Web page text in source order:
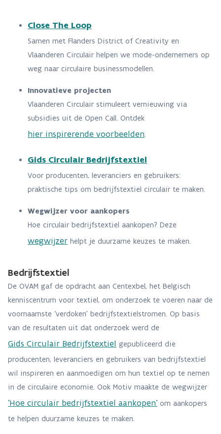
Close The Loop
Samen met Flanders District of Creativity en
Vlaanderen Circulair helpen we mode-ondernemers op
weg naar circulaire businessmodellen.
Innovatieve projecten
Vlaanderen Circulair stimuleert vernieuwing via
subsidies uit de Open Call. Ontdek
hier inspirerende voorbeelden.
Gids Circulair Bedrijfstextiel
Voor producenten, leveranciers en gebruikers:
praktische tips om bedrijfstextiel circulair te maken.
Wegwijzer voor aankopers
Hoe circulair bedrijfstextiel aankopen? Deze
wegwijzer helpt je duurzame keuzes te maken.
Bedrijfstextiel
De OVAM gaf de opdracht aan Centexbel, het Belgisch
kenniscentrum voor textiel, om onderzoek te voeren naar de
voornaamste ‘verdoken’ bedrijfstextielstromen. Op basis
van de resultaten uit dat onderzoek werd de
Gids Circulair Bedrijfstextiel gepubliceerd die
producenten, leveranciers en gebruikers van bedrijfstextiel
wil inspireren en aanmoedigen om hun textiel op te nemen
in de circulaire economie. Ook Motiv maakte de wegwijzer
'Hoe circulair bedrijfstextiel aankopen' om aankopers
te helpen duurzame keuzes te maken.